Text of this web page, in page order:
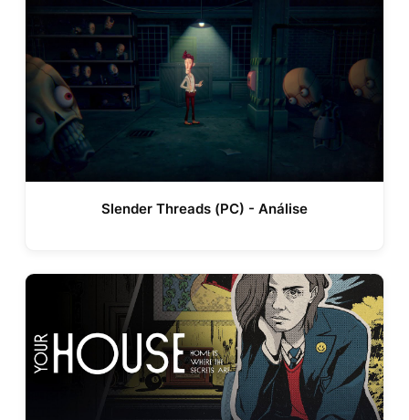
Slender Threads (PC) - Análise